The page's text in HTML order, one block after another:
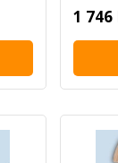
1 746